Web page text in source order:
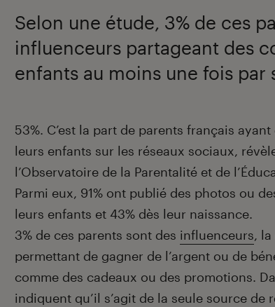
Selon une étude, 3% de ces
influenceurs partageant des
enfants au moins une fois par
Introduction
53%. C’est la part de parents français
leurs enfants sur les réseaux sociaux,
l’Observatoire de la Parentalité et de
Parmi eux, 91% ont publié des photos ou
leurs enfants et 43% dès leur naissance.
3% de ces parents sont des influenceurs,
permettant de gagner de l’argent ou de
comme des cadeaux ou des promotions.
indiquent qu’il s’agit de la seule source de